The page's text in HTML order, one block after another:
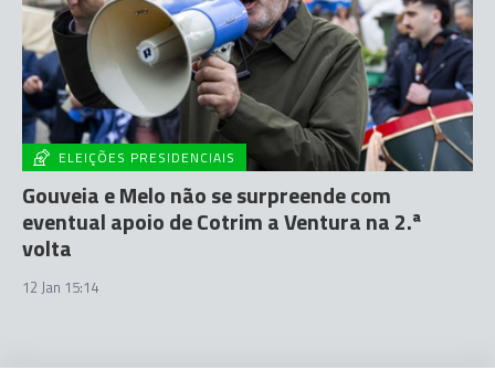
ELEIÇÕES PRESIDENCIAIS
Gouveia e Melo não se surpreende com
eventual apoio de Cotrim a Ventura na 2.ª
volta
12 Jan 15:14